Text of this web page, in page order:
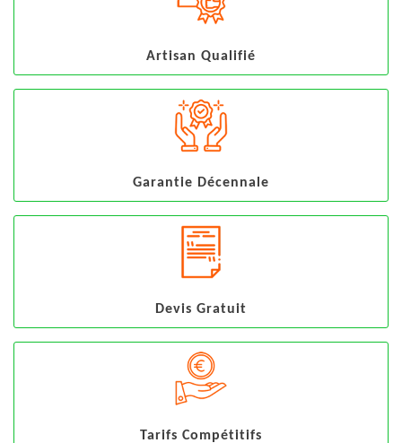
Artisan Qualifié
Garantie Décennale
Devis Gratuit
Tarifs Compétitifs